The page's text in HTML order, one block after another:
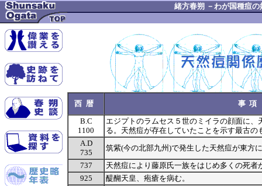
緒方春朔 －わが国種痘の
西暦
事項
B.C
1100
エジプトのラムセス５世のミイラの顔面に
る。天然痘が存在していたことを示す最古の
A.D
735
筑紫(今の北部九州)で発生した天然痘が東方
737
天然痘により藤原氏一族をはじめ多くの死者
925
醍醐天皇、疱瘡を病む。